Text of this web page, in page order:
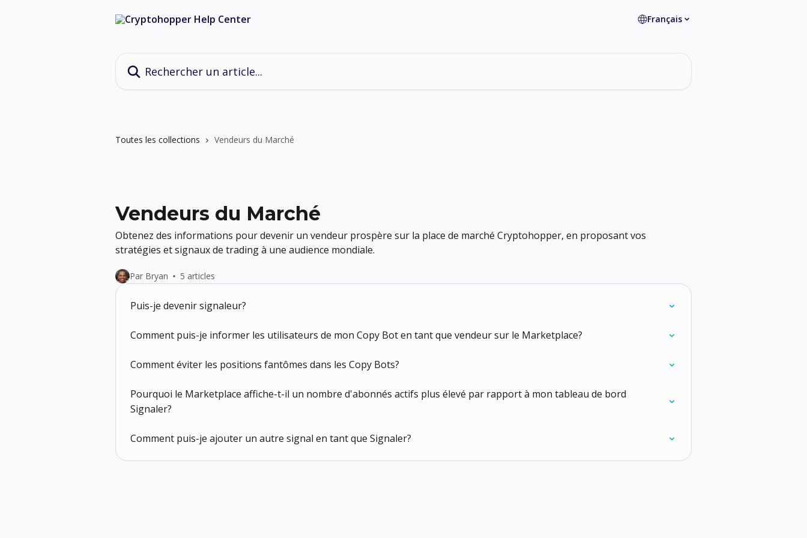
Français
Toutes les collections Vendeurs du Marché
Vendeurs du Marché
Obtenez des informations pour devenir un vendeur prospère sur la place de marché Cryptohopper, en proposant vos
stratégies et signaux de trading à une audience mondiale.
Par Bryan 5 articles
Puis-je devenir signaleur?
Comment puis-je informer les utilisateurs de mon Copy Bot en tant que vendeur sur le Marketplace?
Comment éviter les positions fantômes dans les Copy Bots?
Pourquoi le Marketplace affiche-t-il un nombre d'abonnés actifs plus élevé par rapport à mon tableau de bord
Signaler?
Comment puis-je ajouter un autre signal en tant que Signaler?